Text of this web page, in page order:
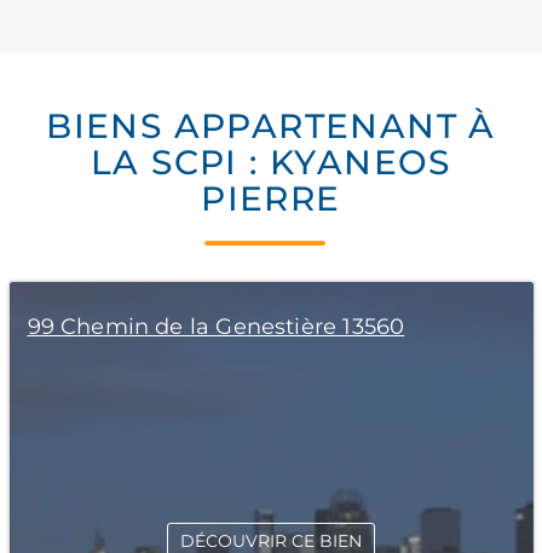
BIENS APPARTENANT À
LA SCPI : KYANEOS
PIERRE
99 Chemin de la Genestière 13560
DÉCOUVRIR CE BIEN